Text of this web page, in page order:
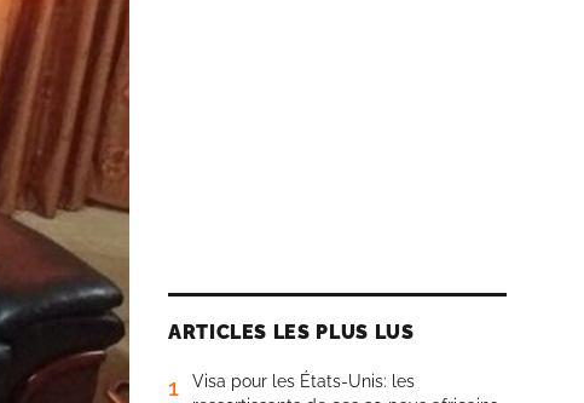
ARTICLES LES PLUS LUS
1
Visa pour les États-Unis: les